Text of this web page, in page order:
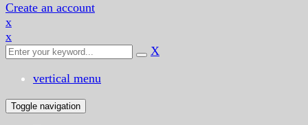
Create an account
x
x
X
vertical menu
Toggle navigation